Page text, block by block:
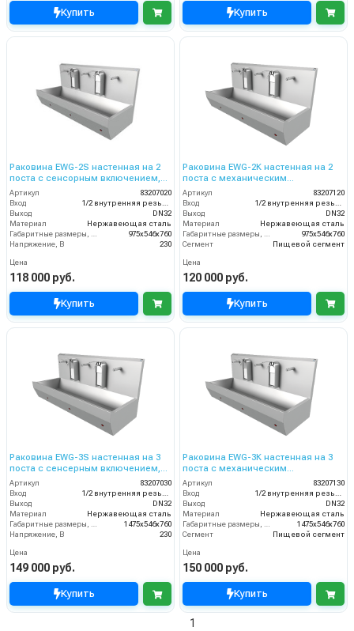
Купить Купить
Раковина EWG-2S настенная на 2
поста с сенсорным включением,
нерж. сталь, общая чаша
Артикул
83207020
Вход
Выход
DN32
Материал
Нержавеющая сталь
975x546x760
Напряжение, В
230
Цена
118 000 руб.
Купить
Раковина EWG-2К настенная на 2
поста с механическим
включением, нерж. сталь, общая
чаша
Артикул
83207120
Вход
Выход
DN32
Материал
Нержавеющая сталь
975x546x760
Сегмент
Пищевой сегмент
Цена
120 000 руб.
Купить
Раковина EWG-3S настенная на 3
поста с сенсерным включением,
нерж. сталь, общая чаша
Артикул
83207030
Вход
1/2 внутренняя резьба
Выход
DN32
Материал
Нержавеющая сталь
Габаритные размеры, мм
1475x546x760
Напряжение, В
230
Цена
149 000 руб.
Купить
Раковина EWG-3К настенная на 3
поста с механическим
включением, нерж. сталь, общая
чаща
Артикул
83207130
Вход
1/2 внутренняя резьба
Выход
DN32
Материал
Нержавеющая сталь
Габаритные размеры, мм
1475x546x760
Сегмент
Пищевой сегмент
Цена
150 000 руб.
Купить
1